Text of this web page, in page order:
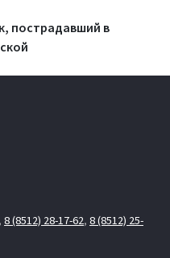
пострадавший в
8 (8512) 28-17-62, 8 (8512) 25-